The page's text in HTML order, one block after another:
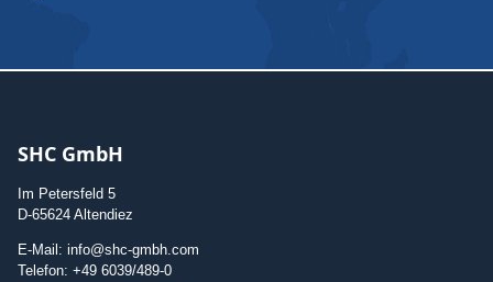
SHC GmbH
Im Petersfeld 5
D-65624 Altendiez
E-Mail: info@shc-gmbh.com
Telefon: +49 6039/489-0